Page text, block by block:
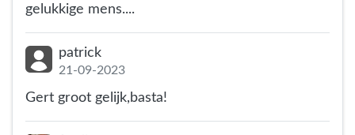
gelukkige mens....
patrick
21-09-2023
Gert groot gelijk,basta!